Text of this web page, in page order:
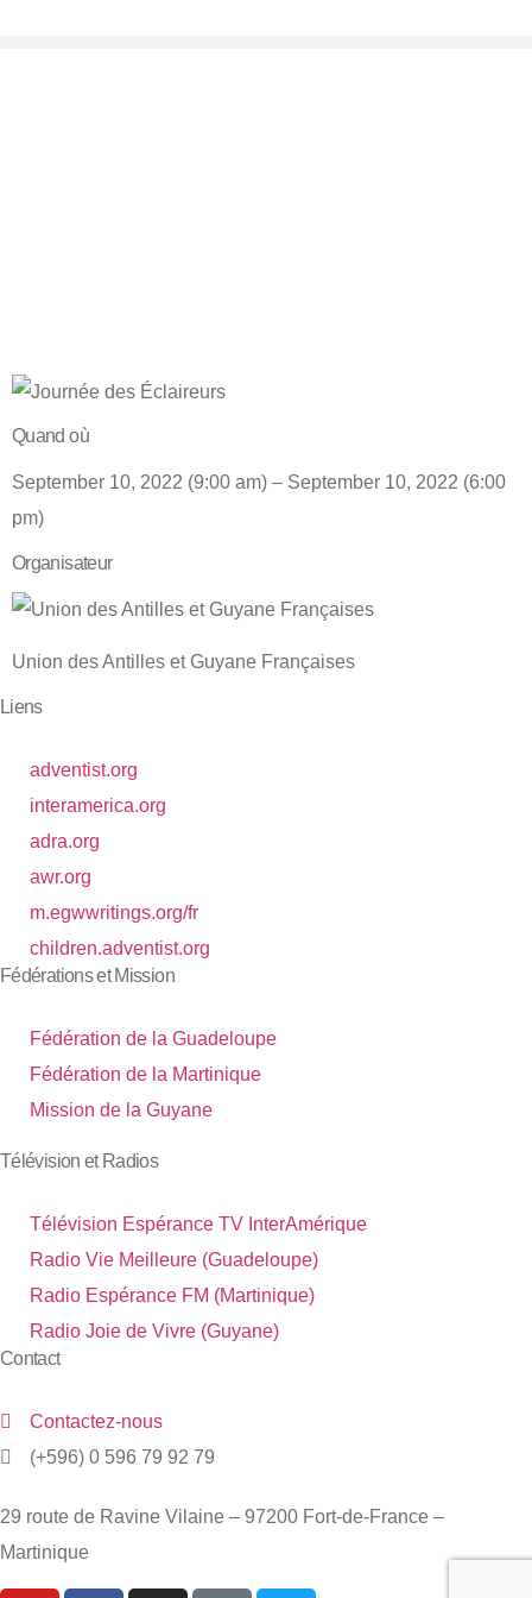
Quand où
September 10, 2022 (9:00 am) – September 10, 2022 (6:00
pm)
Organisateur
Union des Antilles et Guyane Françaises
Liens
adventist.org
interamerica.org
adra.org
awr.org
m.egwwritings.org/fr
children.adventist.org
Fédérations et Mission
Fédération de la Guadeloupe
Fédération de la Martinique
Mission de la Guyane
Télévision et Radios
Télévision Espérance TV InterAmérique
Radio Vie Meilleure (Guadeloupe)
Radio Espérance FM (Martinique)
Radio Joie de Vivre (Guyane)
Contact
Contactez-nous
(+596) 0 596 79 92 79
29 route de Ravine Vilaine – 97200 Fort-de-France –
Martinique